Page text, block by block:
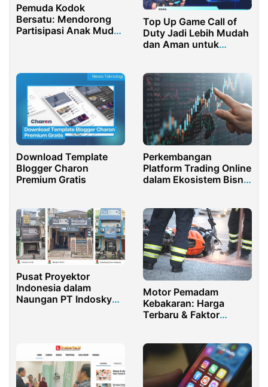
Pemuda Kodok
Bersatu: Mendorong
Partisipasi Anak Muda
Top Up Game Call of
Duty Jadi Lebih Mudah
dan Aman untuk
Download Template
Blogger Charon
Premium Gratis
Perkembangan
Platform Trading Online
dalam Ekosistem Bisnis
Pusat Proyektor
Indonesia dalam
Naungan PT Indosky
Motor Pemadam
Kebakaran: Harga
Terbaru & Faktor